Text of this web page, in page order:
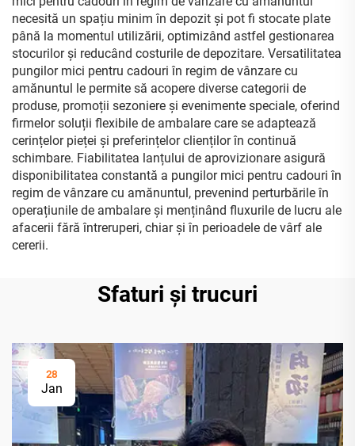
necesită un spațiu minim în depozit și pot fi stocate plate
până la momentul utilizării, optimizând astfel gestionarea
stocurilor și reducând costurile de depozitare. Versatilitatea
pungilor mici pentru cadouri în regim de vânzare cu
amănuntul le permite să acopere diverse categorii de
produse, promoții sezoniere și evenimente speciale, oferind
firmelor soluții flexibile de ambalare care se adaptează
cerințelor pieței și preferințelor clienților în continuă
schimbare. Fiabilitatea lanțului de aprovizionare asigură
disponibilitatea constantă a pungilor mici pentru cadouri în
regim de vânzare cu amănuntul, prevenind perturbările în
operațiunile de ambalare și menținând fluxurile de lucru ale
afacerii fără întreruperi, chiar și în perioadele de vârf ale
cererii.
Sfaturi și trucuri
28
Jan